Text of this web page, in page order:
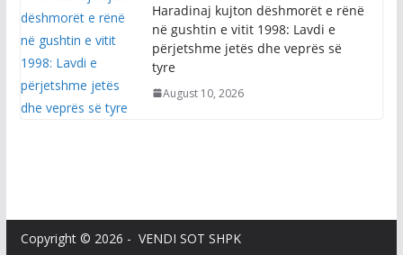
Haradinaj kujton dëshmorët e rënë
në gushtin e vitit 1998: Lavdi e
përjetshme jetës dhe veprës së
tyre
August 10, 2026
Copyright © 2026 - VENDI SOT SHPK